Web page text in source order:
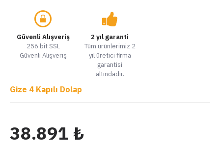
Güvenli Alışveriş
256 bit SSL
Güvenli Alışveriş
2 yıl garanti
Tüm ürünlerimiz 2
yıl üretici firma
garantisi
altındadır.
Gize 4 Kapılı Dolap
38.891 ₺